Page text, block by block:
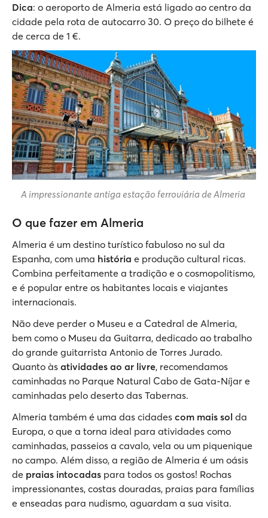
Dica: o aeroporto de Almeria está ligado ao centro da
cidade pela rota de autocarro 30. O preço do bilhete é
de cerca de 1 €.
A impressionante antiga estação ferroviária de Almeria
O que fazer em Almeria
Almeria é um destino turístico fabuloso no sul da
Espanha, com uma história e produção cultural ricas.
Combina perfeitamente a tradição e o cosmopolitismo,
e é popular entre os habitantes locais e viajantes
internacionais.
Não deve perder o Museu e a Catedral de Almeria,
bem como o Museu da Guitarra, dedicado ao trabalho
do grande guitarrista Antonio de Torres Jurado.
Quanto às atividades ao ar livre, recomendamos
caminhadas no Parque Natural Cabo de Gata-Níjar e
caminhadas pelo deserto das Tabernas.
Almeria também é uma das cidades com mais sol da
Europa, o que a torna ideal para atividades como
caminhadas, passeios a cavalo, vela ou um piquenique
no campo. Além disso, a região de Almeria é um oásis
de praias intocadas para todos os gostos! Rochas
impressionantes, costas douradas, praias para famílias
e enseadas para nudismo, aguardam a sua visita.